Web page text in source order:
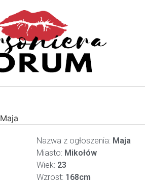
Maja
Nazwa z ogłoszenia: Maja
Miasto: Mikołów
Wiek: 23
Wzrost: 168cm